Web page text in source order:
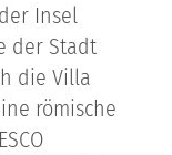
Insel
der Stadt
die Villa
römische